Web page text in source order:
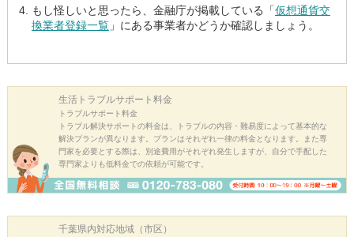
もし怪しいと思ったら、金融庁が掲載している「仮想通貨交
換業者登録一覧」にある事業者かどうか確認しましょう。
生活トラブルサポート料金
トラブルサポート料金
トラブル解決サポートの料金は、トラブルの内容・難易度によって基本的な
解決プランが異なります。プランはそれぞれ一律の料金となります。また専
門家を必要とする際は、別途費用がそれぞれ発生しますが、自分で手配した
専門家よりも低料金での依頼が可能です。
千葉県内対応地域（市区）